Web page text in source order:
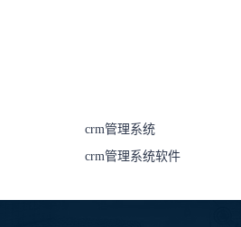
crm管理系统
crm管理系统软件